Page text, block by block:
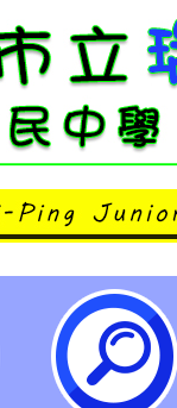
力社區初
章1份，
市立瑞